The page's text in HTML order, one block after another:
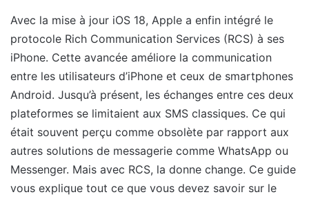
Avec la mise à jour iOS 18, Apple a enfin intégré le
protocole Rich Communication Services (RCS) à ses
iPhone. Cette avancée améliore la communication
entre les utilisateurs d’iPhone et ceux de smartphones
Android. Jusqu’à présent, les échanges entre ces deux
plateformes se limitaient aux SMS classiques. Ce qui
était souvent perçu comme obsolète par rapport aux
autres solutions de messagerie comme WhatsApp ou
Messenger. Mais avec RCS, la donne change. Ce guide
vous explique tout ce que vous devez savoir sur le